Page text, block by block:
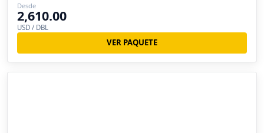
Desde
2,610.00
USD / DBL
VER PAQUETE